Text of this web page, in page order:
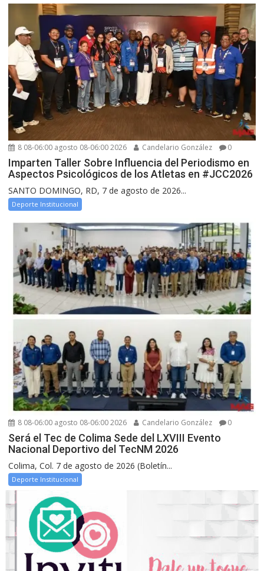
8 08-06:00 agosto 08-06:00 2026 Candelario González 0
Imparten Taller Sobre Influencia del Periodismo en
Aspectos Psicológicos de los Atletas en #JCC2026
SANTO DOMINGO, RD, 7 de agosto de 2026...
Deporte Institucional
8 08-06:00 agosto 08-06:00 2026 Candelario González 0
Será el Tec de Colima Sede del LXVIII Evento
Nacional Deportivo del TecNM 2026
Colima, Col. 7 de agosto de 2026 (Boletín...
Deporte Institucional